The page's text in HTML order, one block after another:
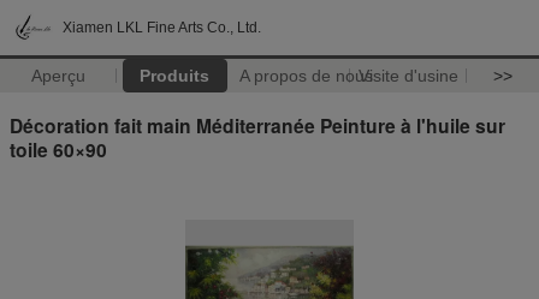
Xiamen LKL Fine Arts Co., Ltd.
Aperçu Produits A propos de nousVisite d'usine >>
Décoration fait main Méditerranée Peinture à l'huile sur
toile 60×90